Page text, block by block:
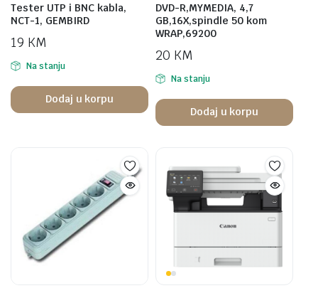
Tester UTP i BNC kabla,
NCT-1, GEMBIRD
19 KM
Na stanju
Dodaj u korpu
DVD-R,MYMEDIA, 4,7
GB,16X,spindle 50 kom
WRAP,69200
20 KM
Na stanju
Dodaj u korpu